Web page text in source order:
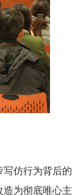
写仿行为背后的
造为彻底唯心主